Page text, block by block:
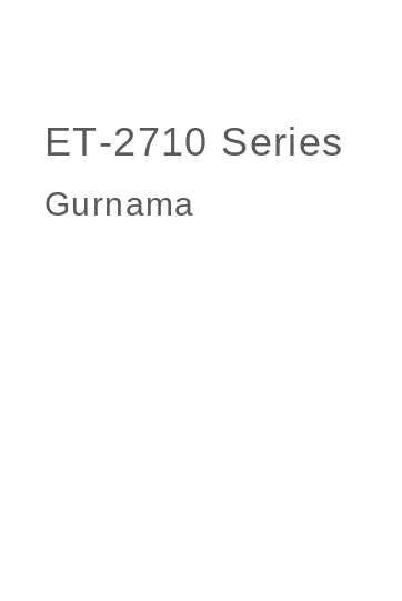
Gurnama